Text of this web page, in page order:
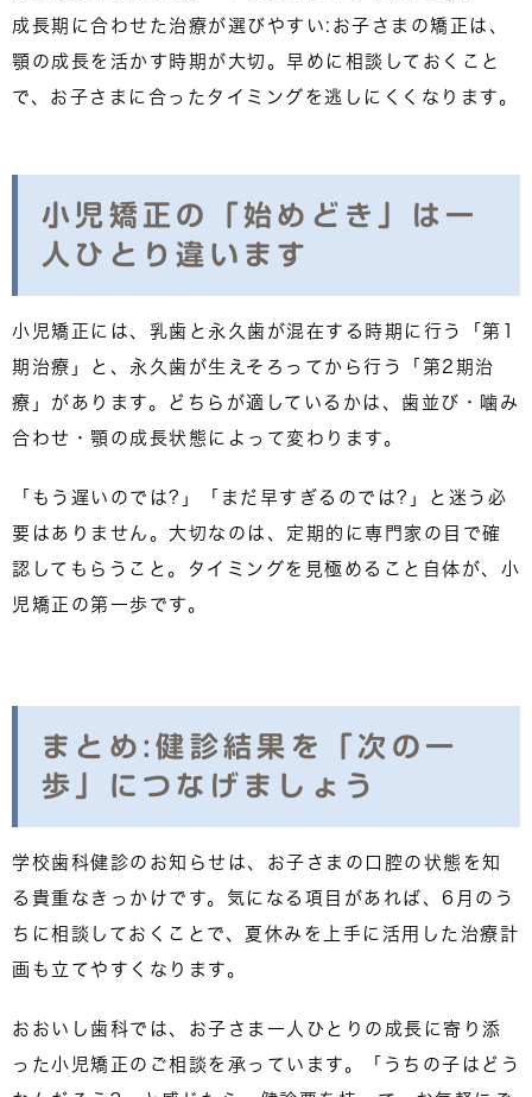
成長期に合わせた治療が選びやすい :お子さまの矯正は、
顎の成長を活かす時期が大切。早めに相談しておくこと
で、お子さまに合ったタイミングを逃しにくくなります。
小児矯正の「始めどき」は一
人ひとり違います
小児矯正には、乳歯と永久歯が混在する時期に行う「第1
期治療」と、永久歯が生えそろってから行う「第2期治
療」があります。どちらが適しているかは、歯並び・噛み
合わせ・顎の成長状態によって変わります。
「もう遅いのでは?」「まだ早すぎるのでは?」と迷う必
要はありません。大切なのは、定期的に専門家の目で確
認してもらうこと。タイミングを見極めること自体が、小
児矯正の第一歩です。
まとめ:健診結果を「次の一
歩」につなげましょう
学校歯科健診のお知らせは、お子さまの口腔の状態を知
る貴重なきっかけです。気になる項目があれば、6月のう
ちに相談しておくことで、夏休みを上手に活用した治療計
画も立てやすくなります。
おおいし歯科では、お子さま一人ひとりの成長に寄り添
った小児矯正のご相談を承っています。「うちの子はどう